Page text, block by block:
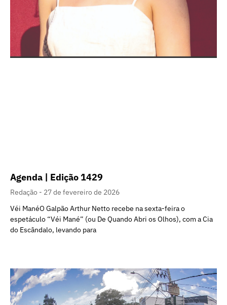
Agenda | Edição 1429
Redação
27 de fevereiro de 2026
Véi ManéO Galpão Arthur Netto recebe na sexta-feira o
espetáculo “Véi Mané” (ou De Quando Abri os Olhos), com a Cia
do Escândalo, levando para